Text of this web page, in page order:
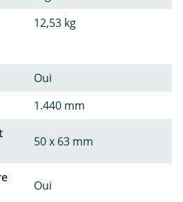
12,53 kg
Oui
1.440 mm
50 x 63 mm
Oui